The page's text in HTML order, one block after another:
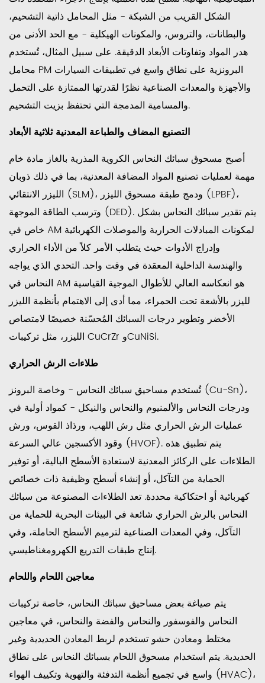
سبائك
النحاس
7.1
النمو
في
الطلب
على
الصناعات
التحويلية
المضافة
7.2
تطبيقات
الكهرباء
والمركبات
الكهربائية
7.3
تطبيقات
النحاس
المضادة
للميكروبات
الشكل القريب من الشبكة - مثل المحامل ذاتية التشحيم،
والبطانات، والتروس، والمكونات الهيكلية - مع الحد الأدنى من
هدر المواد وتفاوتات الأبعاد الدقيقة. على سبيل المثال، تُستخدم
محامل PM البرونزية على نطاق واسع في تطبيقات السيارات
والأجهزة والمعدات الصناعية نظرًا لقدرتها الممتازة على التحمل
والمسامية المدمجة التي تحتفظ بزيت التشحيم.
التصنيع المضاف والطباعة المعدنية ثلاثية الأبعاد
أصبح مسحوق سبائك النحاس الكروية المذرية بالغاز مادة خام
مهمة لعمليات تصنيع المواد المضافة المعدنية، بما في ذلك ذوبان
الليزر الانتقائي (SLM)، ودمج طبقة مسحوق الليزر (LPBF)،
وترسب الطاقة الموجهة (DED). يتم تقدير سبائك النحاس بشكل
خاص في AM لمكونات المبادلات الحرارية والموصلات الكهربائية
وإدراج الأدوات حيث يتطلب الأمر كلاً من الأداء الحراري
والهندسة الداخلية المعقدة في وقت واحد. التحدي الذي يواجه
النحاس في AM هو انعكاسه العالي للأطوال الموجية القياسية
لليزر بالأشعة تحت الحمراء، مما أدى إلى الاهتمام بأنظمة الليزر
الأخضر وتطوير درجات السبائك المُحسّنة خصيصًا لامتصاص
الليزر، مثل تركيبات CuCrZr وCuNiSi.
طلاءات الرش الحراري
تُستخدم مساحيق سبائك النحاس - وخاصة البرونز (Cu-Sn)،
ودرجات النحاس والألمنيوم والنحاس والنيكل - كمواد أولية في
عمليات الرش الحراري مثل رش اللهب، ورذاذ القوس، ورش
وقود الأكسجين عالي السرعة (HVOF). يتم تطبيق هذه
الطلاءات على الركائز المعدنية لاستعادة الأسطح البالية، أو توفير
الحماية من التآكل، أو إنشاء أسطح وظيفية ذات خصائص
كهربائية أو احتكاكية محددة. تعد الطلاءات المصنوعة من سبائك
النحاس بالرش الحراري شائعة في البيئات البحرية للحماية من
التآكل، وفي المعدات الصناعية لترميم الأسطح الحاملة، وفي
إنتاج طبقات التدريع الكهرومغناطيسي.
معاجين اللحام واللحام
يتم صياغة بعض مساحيق سبائك النحاس، خاصة تركيبات
النحاس والفوسفور والنحاس والفضة والنحاس، في معاجين
مختلط ومعادن حشو تستخدم لربط المعادن الحديدية وغير
الحديدية. يتم استخدام مسحوق اللحام بسبائك النحاس على نطاق
واسع في تجميع أنظمة التدفئة والتهوية وتكييف الهواء (HVAC)،